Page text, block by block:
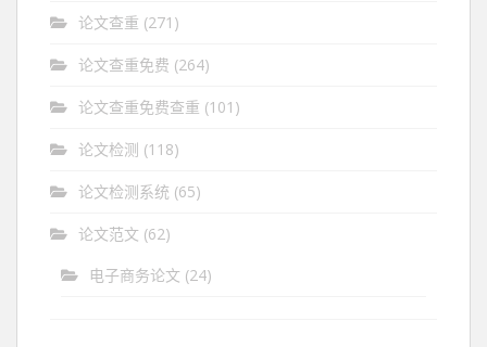
论文查重 (271)
论文查重免费 (264)
论文查重免费查重 (101)
论文检测 (118)
论文检测系统 (65)
论文范文 (62)
电子商务论文 (24)